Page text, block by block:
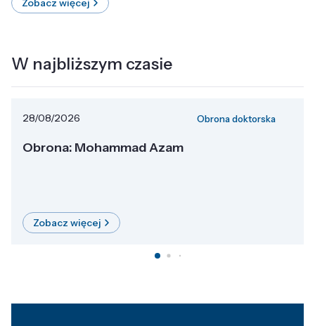
W najbliższym czasie
28/08/2026 Obrona doktorska
Obrona: Mohammad Azam
Zobacz więcej